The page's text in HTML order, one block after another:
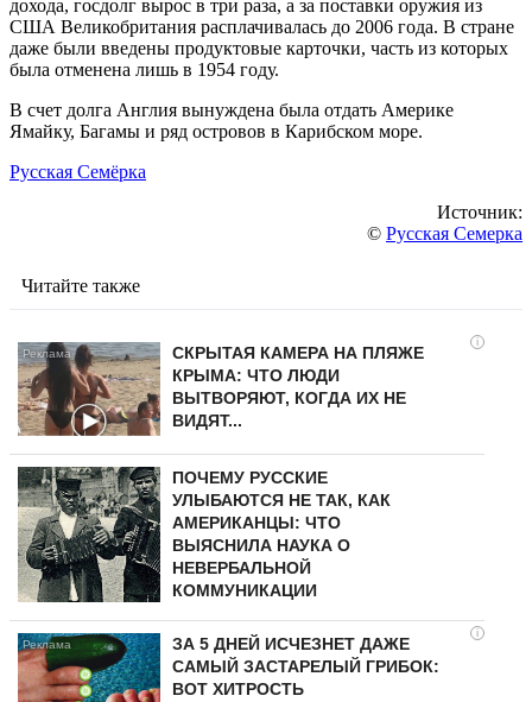
дохода, госдолг вырос в три раза, а за поставки оружия из
США Великобритания расплачивалась до 2006 года. В стране
даже были введены продуктовые карточки, часть из которых
была отменена лишь в 1954 году.
В счет долга Англия вынуждена была отдать Америке
Ямайку, Багамы и ряд островов в Карибском море.
Русская Семёрка
Источник:
© Русская Семерка
Читайте также
i
СКРЫТАЯ КАМЕРА НА ПЛЯЖЕ
КРЫМА: ЧТО ЛЮДИ
ВЫТВОРЯЮТ, КОГДА ИХ НЕ
ВИДЯТ...
ПОЧЕМУ РУССКИЕ
УЛЫБАЮТСЯ НЕ ТАК, КАК
АМЕРИКАНЦЫ: ЧТО
ВЫЯСНИЛА НАУКА О
НЕВЕРБАЛЬНОЙ
КОММУНИКАЦИИ
i
ЗА 5 ДНЕЙ ИСЧЕЗНЕТ ДАЖЕ
САМЫЙ ЗАСТАРЕЛЫЙ ГРИБОК:
ВОТ ХИТРОСТЬ